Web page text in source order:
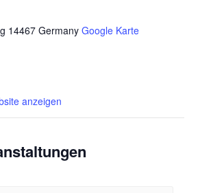
14467 Germany Google Karte
anzeigen